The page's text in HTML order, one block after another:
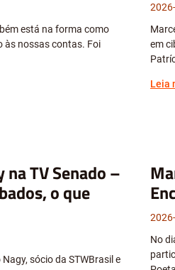
está na forma como
às nossas contas. Foi
em
Leia
TV Senado –
o que
sócio da STWBrasil e
No